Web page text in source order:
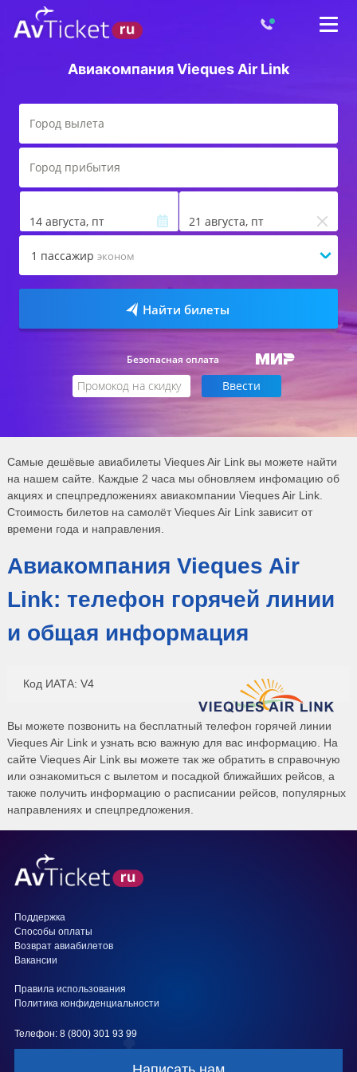
Авиакомпания Vieques Air Link
14 августа, пт 21 августа, пт
1 пассажир эконом
Найти билеты
Безопасная оплата
Самые дешёвые авиабилеты Vieques Air Link вы можете найти
на нашем сайте. Каждые 2 часа мы обновляем инфомацию об
акциях и спецпредложениях авиакомпании Vieques Air Link.
Стоимость билетов на самолёт Vieques Air Link зависит от
времени года и направления.
Авиакомпания Vieques Air
Link: телефон горячей линии
и общая информация
Код ИАТА: V4
Вы можете позвонить на бесплатный телефон горячей линии
Vieques Air Link и узнать всю важную для вас информацию. На
сайте Vieques Air Link вы можете так же обратить в справочную
или ознакомиться с вылетом и посадкой ближайших рейсов, а
также получить информацию о расписании рейсов, популярных
направлениях и спецпредложения.
Поддержка
Способы оплаты
Возврат авиабилетов
Вакансии
Правила использования
Политика конфиденциальности
Телефон: 8 (800) 301 93 99